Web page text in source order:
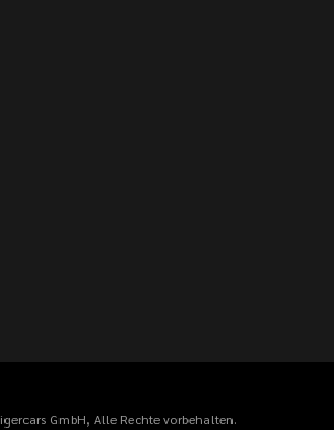
GmbH, Alle Rechte vorbehalten.